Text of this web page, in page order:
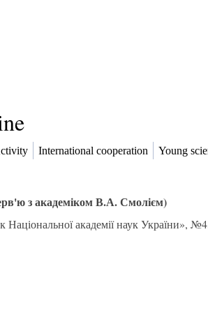
International cooperation Young
з академіком В.А. Смолієм)
академії наук України»,